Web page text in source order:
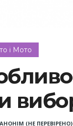
і Мото
АНОНІМ (НЕ ПЕРЕВІРЕНО)